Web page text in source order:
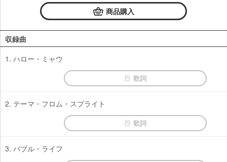
商品購入
収録曲
1. ハロー・ミャウ
歌詞
2. テーマ・フロム・スプライト
歌詞
3. バブル・ライフ